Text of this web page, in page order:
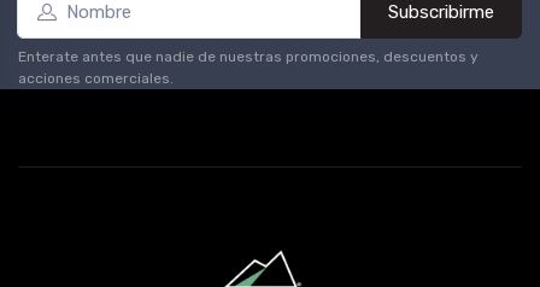
Subscribirme
Enterate antes que nadie de nuestras promociones, descuentos y
acciones comerciales.